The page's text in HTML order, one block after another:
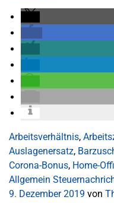
Arbeitsverhältnis,
Auslagenersatz,
Corona-Bonus, Home-
Allgemein
9. Dezember 2019 von